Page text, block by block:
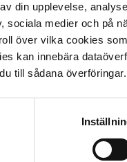
din upplevelse,
sociala medier och på
över vilka cookies
kan innebära
till sådana